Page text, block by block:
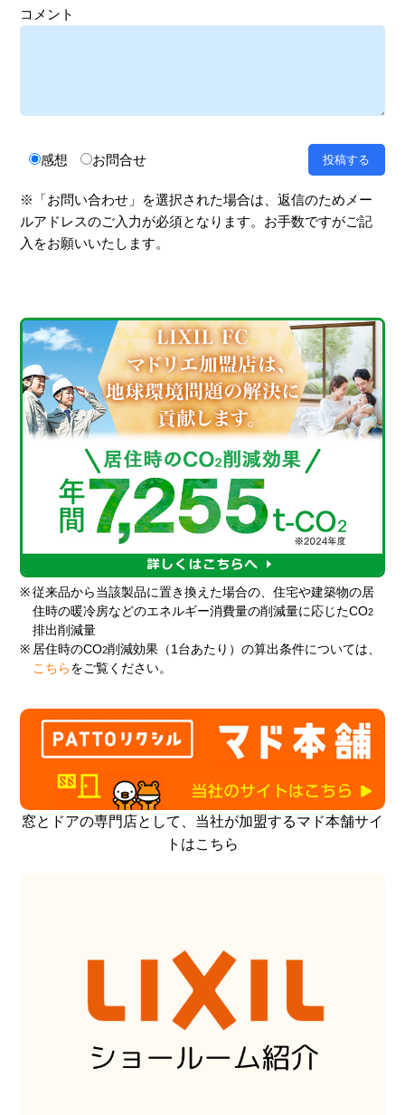
コメント
感想 お問合せ
※「お問い合わせ」を選択された場合は、返信のためメー
ルアドレスのご入力が必須となります。お手数ですがご記
入をお願いいたします。
※ 従来品から当該製品に置き換えた場合の、住宅や建築物の居
住時の暖冷房などのエネルギー消費量の削減量に応じたCO2
排出削減量
※ 居住時のCO2削減効果（1台あたり）の算出条件については、
こちら をご覧ください。
窓とドアの専門店として、当社が加盟するマド本舗サイ
トはこちら